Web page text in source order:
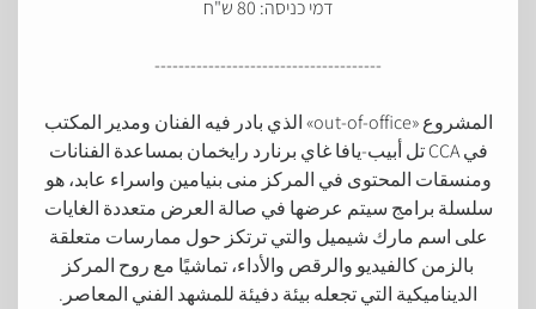
דמי כניסה: 80 ש"ח
--------------------------------------
المشروع «out-of-office» الذي بادر فيه الفنان ومدير المكتب
في CCA تل أبيب-يافا غاي برنارد رايخمان بمساعدة الفنانات
ومنسقات المحتوى في المركز منى بنيامين واسراء عابد، هو
سلسلة برامج سيتم عرضها في صالة العرض متعددة الغايات
على اسم مارك شيميل والتي ترتكز حول ممارسات متعلقة
بالزمن كالفيديو والرقص والأداء، تماشيًا مع روح المركز
الديناميكية التي تجعله بيئة دفيئة للمشهد الفني المعاصر.